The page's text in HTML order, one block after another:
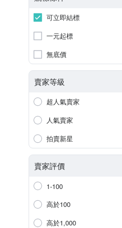
可立即結標
一元起標
無底價
賣家等級
超人氣賣家
人氣賣家
拍賣新星
賣家評價
1-100
高於100
高於1,000